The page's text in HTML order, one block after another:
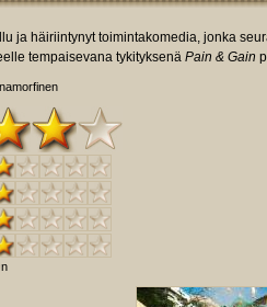
ja häiriintynyt toimintakomedia, jonka
tempaisevana tykityksenä Pain & Gain